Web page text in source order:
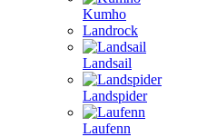
Kumho
Landrock
Landsail
Landspider
Laufenn